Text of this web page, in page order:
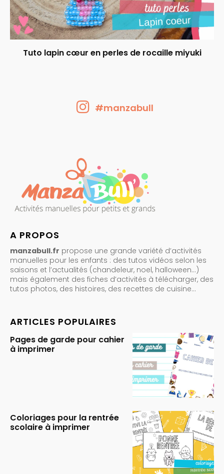
Tuto lapin cœur en perles de rocaille miyuki
#manzabull
A PROPOS
manzabull.fr propose une grande variété d’activités
manuelles pour les enfants : des tutos vidéos selon les
saisons et l’actualités (chandeleur, noel, halloween…)
mais également des fiches d’activités à télécharger, des
tutos photos, des histoires, des recettes de cuisine…
ARTICLES POPULAIRES
Pages de garde pour cahier
à imprimer
Coloriages pour la rentrée
scolaire à imprimer